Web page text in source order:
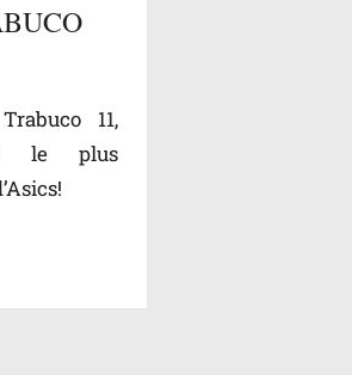
11,
le plus